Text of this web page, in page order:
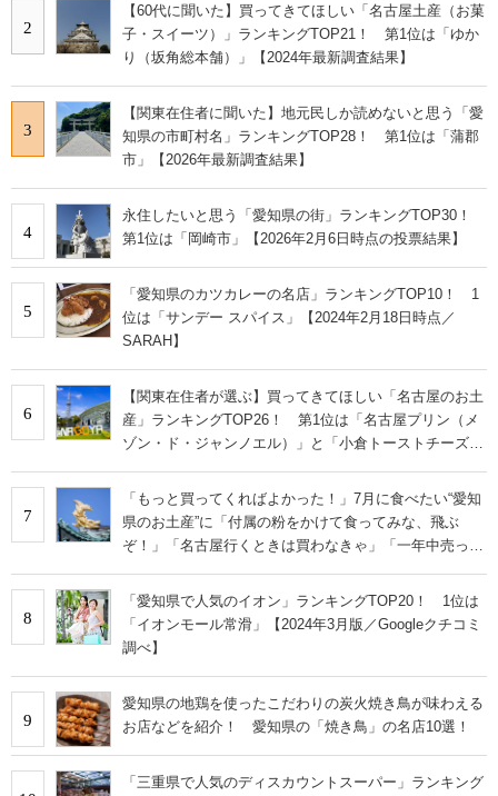
2
【60代に聞いた】買ってきてほしい「名古屋土産（お菓
子・スイーツ）」ランキングTOP21！ 第1位は「ゆか
り（坂角総本舗）」【2024年最新調査結果】
3
【関東在住者に聞いた】地元民しか読めないと思う「愛
知県の市町村名」ランキングTOP28！ 第1位は「蒲郡
市」【2026年最新調査結果】
4
永住したいと思う「愛知県の街」ランキングTOP30！
第1位は「岡崎市」【2026年2月6日時点の投票結果】
5
「愛知県のカツカレーの名店」ランキングTOP10！ 1
位は「サンデー スパイス」【2024年2月18日時点／
SARAH】
6
【関東在住者が選ぶ】買ってきてほしい「名古屋のお土
産」ランキングTOP26！ 第1位は「名古屋プリン（メ
ゾン・ド・ジャンノエル）」と「小倉トーストチーズケ
7
「もっと買ってくればよかった！」7月に食べたい“愛知
県のお土産”に「付属の粉をかけて食ってみな、飛ぶ
ぞ！」「名古屋行くときは買わなきゃ」「一年中売って
8
「愛知県で人気のイオン」ランキングTOP20！ 1位は
「イオンモール常滑」【2024年3月版／Googleクチコミ
調べ】
9
愛知県の地鶏を使ったこだわりの炭火焼き鳥が味わえる
お店などを紹介！ 愛知県の「焼き鳥」の名店10選！
「三重県で人気のディスカウントスーパー」ランキング